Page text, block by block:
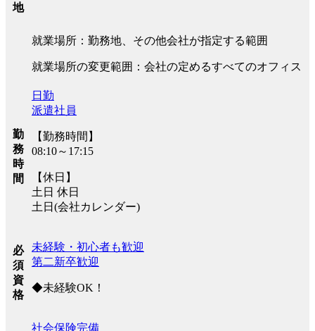
地
就業場所：勤務地、その他会社が指定する範囲
就業場所の変更範囲：会社の定めるすべてのオフィス
勤
務
時
間
日勤
派遣社員
【勤務時間】
08:10～17:15
【休日】
土日 休日
土日(会社カレンダー)
必
須
資
格
未経験・初心者も歓迎
第二新卒歓迎
◆未経験OK！
社会保険完備